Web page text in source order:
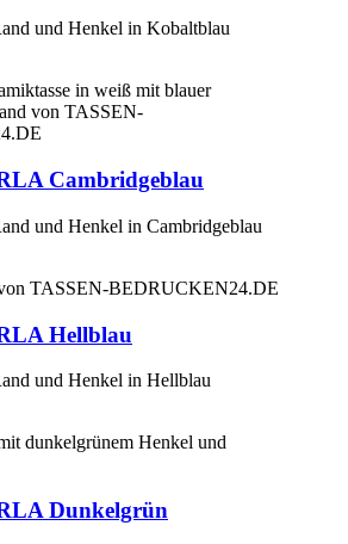
und Henkel in Kobaltblau
Cambridgeblau
und Henkel in Cambridgeblau
Hellblau
und Henkel in Hellblau
Dunkelgrün